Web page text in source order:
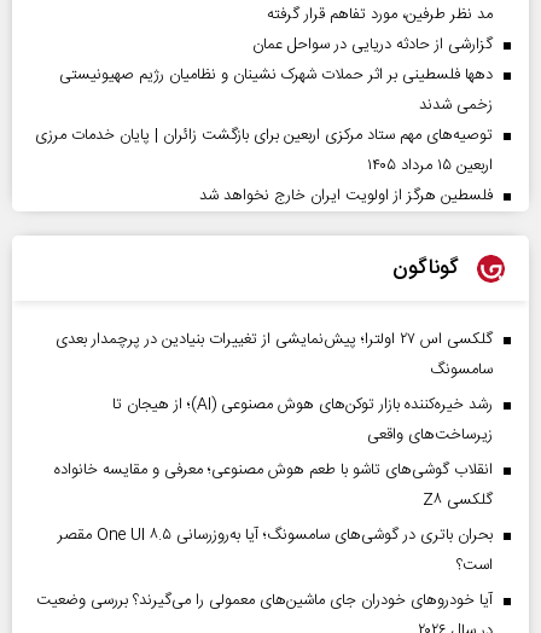
مد نظر طرفین، مورد تفاهم قرار گرفته
گزارشی از حادثه دریایی در سواحل عمان
دهها فلسطینی بر اثر حملات شهرک نشینان و نظامیان رژیم صهیونیستی
زخمی شدند
توصیه‌های مهم ستاد مرکزی اربعین برای بازگشت زائران | پایان خدمات مرزی
اربعین ۱۵ مرداد ۱۴۰۵
فلسطین هرگز از اولویت ایران خارج نخواهد شد
گوناگون
گلکسی اس ۲۷ اولترا؛ پیش‌نمایشی از تغییرات بنیادین در پرچمدار بعدی
سامسونگ
رشد خیره‌کننده بازار توکن‌های هوش مصنوعی (AI)؛ از هیجان تا
زیرساخت‌های واقعی
انقلاب گوشی‌های تاشو‌ با طعم هوش مصنوعی؛ معرفی و مقایسه خانواده
گلکسی Z۸
بحران باتری در گوشی‌های سامسونگ؛ آیا به‌روزرسانی One UI ۸.۵ مقصر
است؟
آیا خودروهای خودران جای ماشین‌های معمولی را می‌گیرند؟ بررسی وضعیت